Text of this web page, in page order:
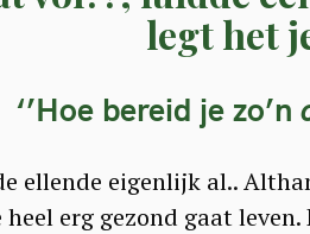
legt het
‘’Hoe bereid je zo’n
ellende eigenlijk al..
erg gezond gaat